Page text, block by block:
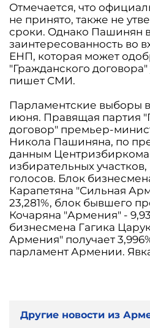
Отмечается, что
не принято, также не
сроки. Однако Пашинян
заинтересованность во
ЕНП, которая может
"Гражданского договора"
пишет СМИ.
Парламентские выборы
июня. Правящая партия
договор" премьер-
Никола Пашиняна, по
данным Центризбиркома
избирательных
голосов. Блок
Карапетяна "Сильная
23,281%, блок бывшего
Кочаряна "Армения" -
бизнесмена Гагика
Армения" получает
парламент Армении.
Другие новости из